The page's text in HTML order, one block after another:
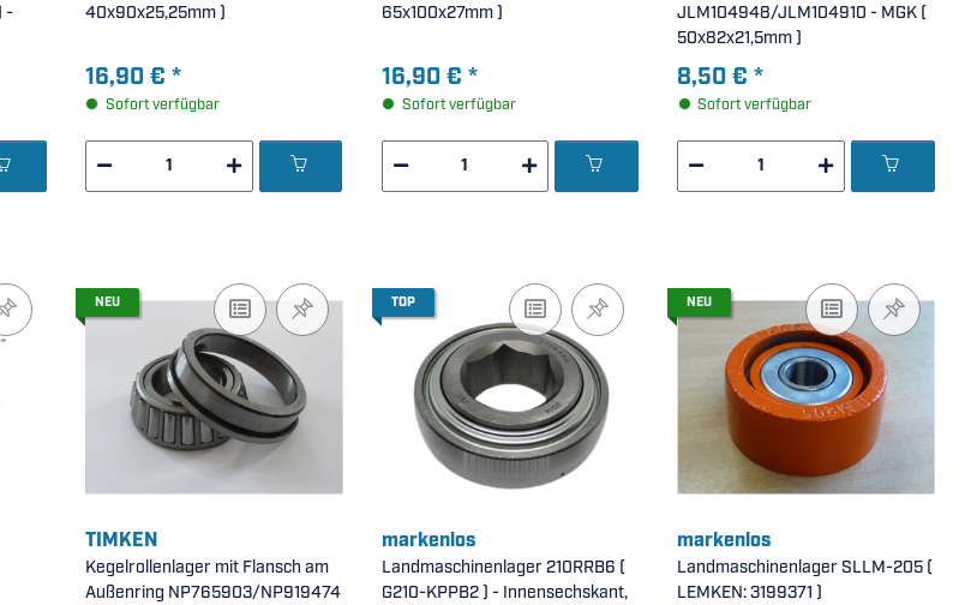
-
40x90x25,25mm )
16,90 € *
Sofort verfügbar
65x100x27mm )
16,90 € *
Sofort verfügbar
JLM104948/JLM104910 - MGK (
50x82x21,5mm )
8,50 €*
Sofort verfügbar
NEU
TIMKEN
Kegelrollenlager mit Flansch am
Außenring NP765903/NP919474
TOP
markenlos
Landmaschinenlager 210RRB6 (
G210-KPPB2 ) - Innensechskant,
NEU
markenlos
Landmaschinenlager SLLM-205 (
LEMKEN: 3199371 )